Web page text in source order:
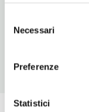
delNecessari
Preferenze
Statistici
www.polonia.travel